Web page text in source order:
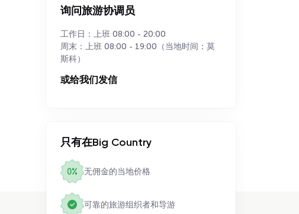
询问旅游协调员
工作日：上班 08:00 - 20:00
周末：上班 08:00 - 19:00（当地时间：莫
斯科）
或给我们发信
只有在Big Country
无佣金的当地价格
可靠的旅游组织者和导游